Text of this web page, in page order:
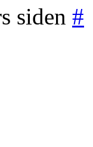
siden #